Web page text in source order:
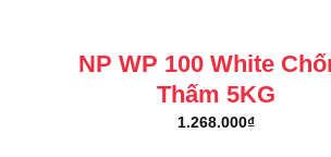
NP WP 100 White
Thấm 5KG
1.268.000₫